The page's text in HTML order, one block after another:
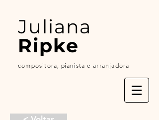
Juliana
Ripke
compositora, pianista e arranjadora